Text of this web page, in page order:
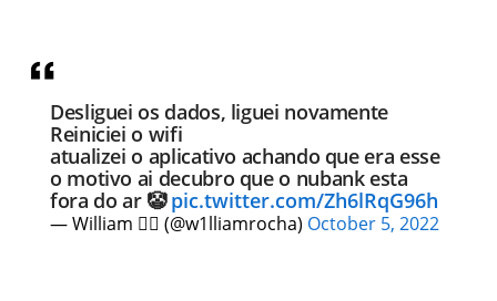
Desliguei os dados, liguei novamente
Reiniciei o wifi
atualizei o aplicativo achando que era esse
o motivo ai decubro que o nubank esta
fora do ar 🤡pic.twitter.com/Zh6lRqG96h
— William 🏳️‍🌈 (@w1lliamrocha) October 5, 2022